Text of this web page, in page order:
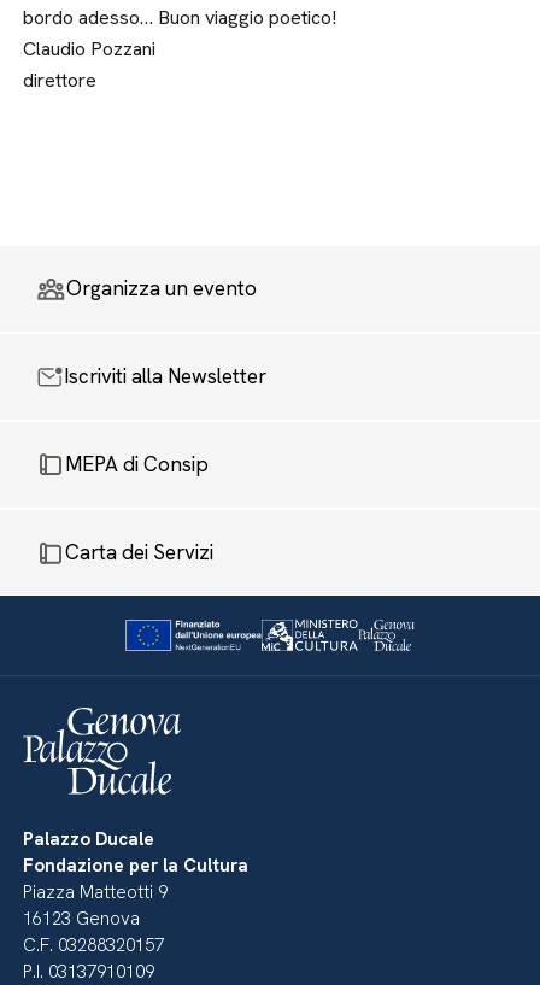
bordo adesso… Buon viaggio poetico!
Claudio Pozzani
direttore
Organizza un evento
Iscriviti alla Newsletter
MEPA di Consip
Carta dei Servizi
Palazzo Ducale
Fondazione per la Cultura
Piazza Matteotti 9
16123 Genova
C.F. 03288320157
P.I. 03137910109